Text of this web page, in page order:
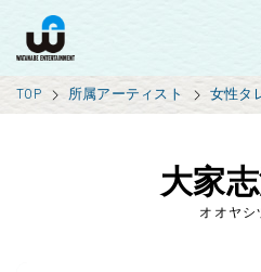
TOP 所属アーティスト 女性タ
大家
オオヤシ